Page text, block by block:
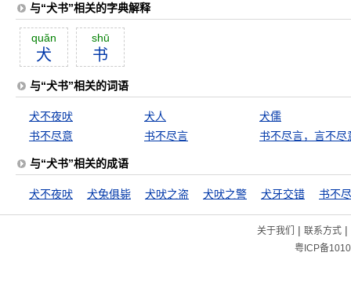
与“犬书”相关的字典解释
quăn
犬
shū
书
与“犬书”相关的词语
犬不夜吠 犬人
犬儒
书不尽意
书不尽言 书不尽言，言不尽
与“犬书”相关的成语
犬不夜吠 犬兔俱毙 犬吠之盗 犬吠之警 犬牙交错 书不
关于我们 | 联系方式|
粤ICP备